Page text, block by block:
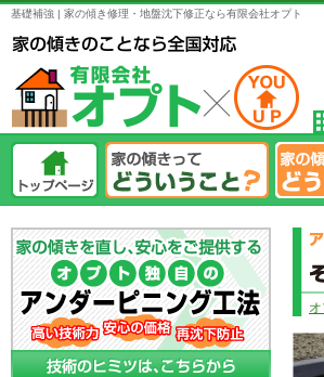
基礎補強 | 家の傾き修理・地盤沈下修正なら有限会社オプト